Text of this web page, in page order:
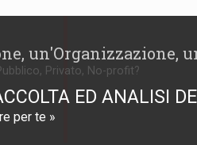
un'Organizzazione,
Privato, No-profit?
ED ANALISI
per te »